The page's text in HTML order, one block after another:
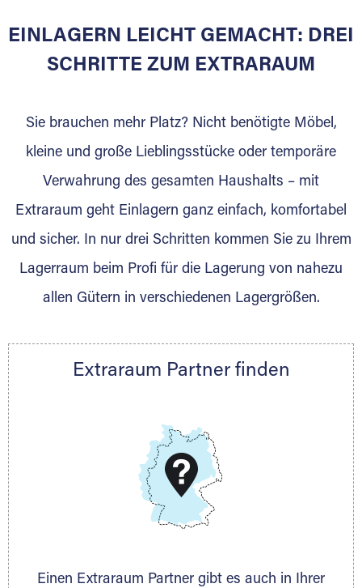
Sie bieten Kunden Lagerraum zur Miete, der
für die Einlagerung von Umzugsgut gebaut
Lagerkunden und Vermietungen.
Ihre Vorteile als Extraraum Partner:
Marktgerechte Preise
Digitale Buchungsplattform
Gewinnung von Neukunden
Nachricht.
Telefon:+49 6145 5442 - 404
DMG Aktiengesellschaft
www.dmg-ag.com
EINLAGERN LEICHT GEMACHT: DREI
SCHRITTE ZUM EXTRARAUM
Sie brauchen mehr Platz? Nicht benötigte Möbel,
kleine und große Lieblingsstücke oder temporäre
Verwahrung des gesamten Haushalts – mit
Extraraum geht Einlagern ganz einfach, komfortabel
und sicher. In nur drei Schritten kommen Sie zu Ihrem
Lagerraum beim Profi für die Lagerung von nahezu
allen Gütern in verschiedenen Lagergrößen.
Extraraum Partner finden
Einen Extraraum Partner gibt es auch in Ihrer